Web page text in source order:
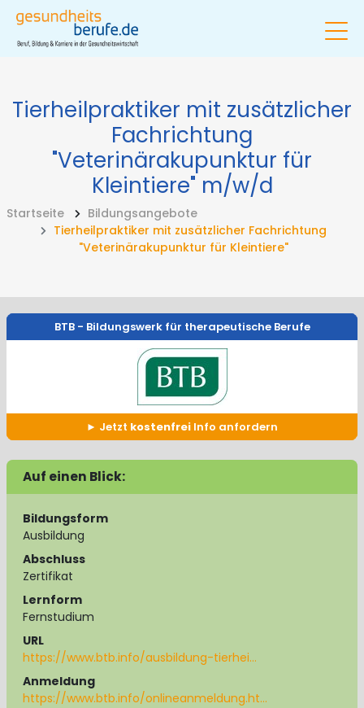
Tierheilpraktiker mit zusätzlicher
Fachrichtung
"Veterinärakupunktur für
Kleintiere" m/w/d
Startseite
Bildungsangebote
Tierheilpraktiker mit zusätzlicher Fachrichtung
"Veterinärakupunktur für Kleintiere"
BTB - Bildungswerk für therapeutische Berufe
Jetzt kostenfrei Info anfordern
Auf einen Blick:
Bildungsform
Ausbildung
Abschluss
Zertifikat
Lernform
Fernstudium
URL
https://www.btb.info/ausbildung-tierhei…
Anmeldung
https://www.btb.info/onlineanmeldung.ht…